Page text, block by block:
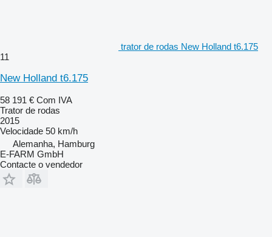
trator de rodas New Holland t6.175
11
New Holland t6.175
58 191 € Com IVA
Trator de rodas
2015
Velocidade 50 km/h
Alemanha, Hamburg
E-FARM GmbH
Contacte o vendedor